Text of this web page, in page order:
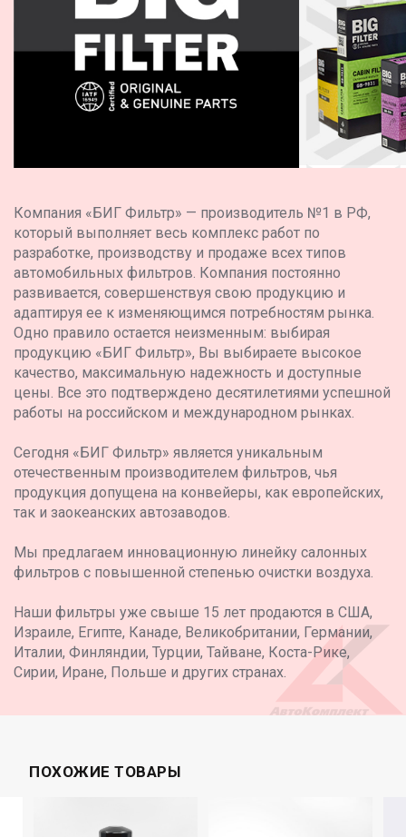
Компания «БИГ Фильтр» — производитель №1 в РФ,
который выполняет весь комплекс работ по
разработке, производству и продаже всех типов
автомобильных фильтров. Компания постоянно
развивается, совершенствуя свою продукцию и
адаптируя ее к изменяющимся потребностям рынка.
Одно правило остается неизменным: выбирая
продукцию «БИГ Фильтр», Вы выбираете высокое
качество, максимальную надежность и доступные
цены. Все это подтверждено десятилетиями успешной
работы на российском и международном рынках.
Сегодня «БИГ Фильтр» является уникальным
отечественным производителем фильтров, чья
продукция допущена на конвейеры, как европейских,
так и заокеанских автозаводов.
Мы предлагаем инновационную линейку салонных
фильтров с повышенной степенью очистки воздуха.
Наши фильтры уже свыше 15 лет продаются в США,
Израиле, Египте, Канаде, Великобритании, Германии,
Италии, Финляндии, Турции, Тайване, Коста-Рике,
Сирии, Иране, Польше и других странах.
ПОХОЖИЕ ТОВАРЫ